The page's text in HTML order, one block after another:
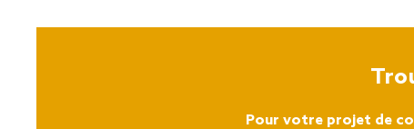
Pour votre projet de